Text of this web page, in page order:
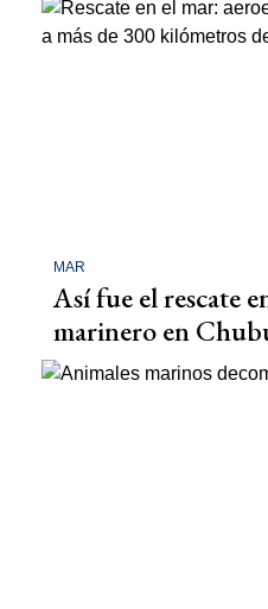
MAR
Así fue el rescate
marinero en